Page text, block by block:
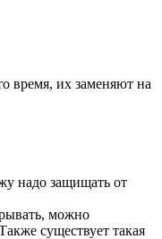
время, их заменяют на
надо защищать от
можно
существует такая